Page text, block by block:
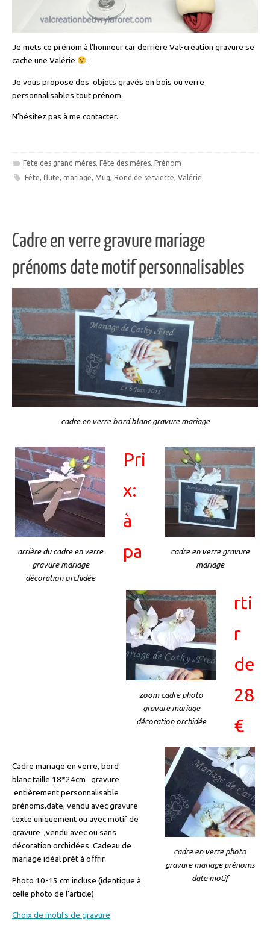
Je mets ce prénom à l’honneur car derrière Val-creation gravure se
cache une Valérie
.
Je vous propose des objets gravés en bois ou verre
personnalisables tout prénom.
N’hésitez pas à me contacter.
Fete des grand mères, Fête des mères, Prénom
Fête, flute, mariage, Mug, Rond de serviette, Valérie
Cadre en verre gravure mariage
prénoms date motif personnalisables
cadre en verre bord blanc gravure mariage
cadre en verre gravure
mariage
arrière du cadre en verre
gravure mariage
décoration orchidée
zoom cadre photo
gravure mariage
décoration orchidée
cadre en verre photo
gravure mariage prénoms
date motif
Pri
x:
à
pa
rti
r
de
28
€
Cadre mariage en verre, bord
blanc taille 18*24cm gravure
entièrement personnalisable
prénoms,date, vendu avec gravure
texte uniquement ou avec motif de
gravure ,vendu avec ou sans
décoration orchidées .Cadeau de
mariage idéal prêt à offrir
Photo 10-15 cm incluse (identique à
celle photo de l’article)
Choix de motifs de gravure